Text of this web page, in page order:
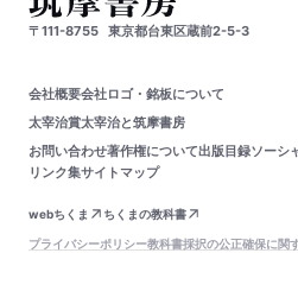
〒111-8755 東京都台東区蔵前2-5-3
会社概要会社ロゴ・銘板について
太宰治賞太宰治と筑摩書房
お問い合わせ著作権について出版目録ソーシ
リンク集サイトマップ
webちくま
ちくまの教科書
プライバシーポリシー教科書採択の公正確保に関